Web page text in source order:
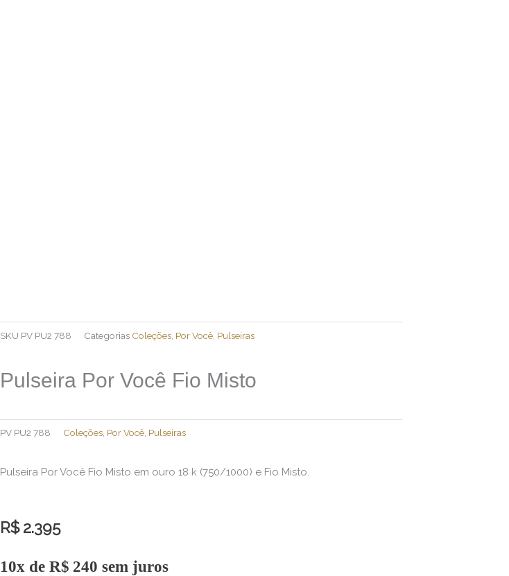
SKU PV PU2 788 Categorias Coleções Por Você Pulseiras
Pulseira Por Você Fio Misto
PV PU2 788 Coleções, Por Você, Pulseiras
Pulseira Por Você Fio Misto em ouro 18 k (750/1000) e Fio Misto.
R$ 2.395
10x de R$ 240 sem juros
Pulseira